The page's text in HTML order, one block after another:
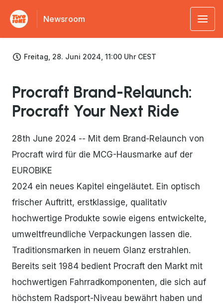
Newsroom
Freitag, 28. Juni 2024, 11:00 Uhr CEST
Procraft Brand-Relaunch:
Procraft Your Next Ride
28th June 2024 -- Mit dem Brand-Relaunch von
Procraft wird für die MCG-Hausmarke auf der
EUROBIKE
2024 ein neues Kapitel eingeläutet. Ein optisch
frischer Auftritt, erstklassige, qualitativ
hochwertige Produkte sowie eigens entwickelte,
umweltfreundliche Verpackungen lassen die.
Traditionsmarken in neuem Glanz erstrahlen.
Bereits seit 1984 bedient Procraft den Markt mit
hochwertigen Fahrradkomponenten, die sich auf
höchstem Radsport-Niveau bewährt haben und